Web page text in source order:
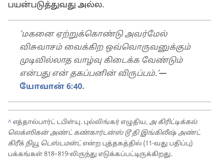
பயன்படுத்துவது அல்ல.
‘மகனை ஏற்றுக்கொண்டு அவர்மேல்
விசுவாசம் வைக்கிற ஒவ்வொருவனுக்கும்
முடிவில்லாத வாழ்வு கிடைக்க வேண்டும்
என்பது என் தகப்பனின் விருப்பம்.’—
யோவான் 6:40.
^எத்தால்பார்ட் டபிள்யு. புல்லிங்கர் எழுதிய,அ கிரிட்டிக்கல்
லெக்ஸிகன் அண்ட் கண்கார்டன்ஸ் டூ தி இங்கிலீஷ் அண்ட்
கிரீக் நியூ டெஸ்டமன்ட்என்ற புத்தகத்தில் (11-வது பதிப்பு)
பக்கங்கள் 818–819-லிருந்து எடுக்கப்பட்டிருக்கிறது.